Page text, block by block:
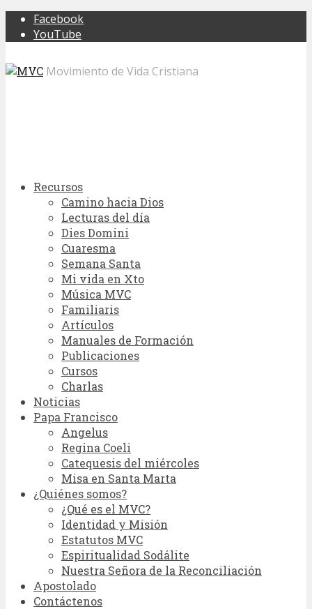
Facebook
YouTube
Movimiento de Vida Cristiana
Recursos
Camino hacia Dios
Lecturas del día
Dies Domini
Cuaresma
Semana Santa
Mi vida en Xto
Música MVC
Familiaris
Artículos
Manuales de Formación
Publicaciones
Cursos
Charlas
Noticias
Papa Francisco
Angelus
Regina Coeli
Catequesis del miércoles
Misa en Santa Marta
¿Quiénes somos?
¿Qué es el MVC?
Identidad y Misión
Estatutos MVC
Espiritualidad Sodálite
Nuestra Señora de la Reconciliación
Apostolado
Contáctenos